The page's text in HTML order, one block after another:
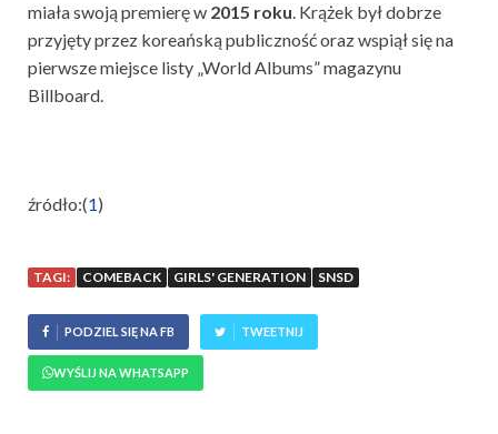
miała swoją premierę w 2015 roku. Krążek był dobrze
przyjęty przez koreańską publiczność oraz wspiął się na
pierwsze miejsce listy „World Albums” magazynu
Billboard.
źródło:(1)
TAGI: COMEBACK GIRLS' GENERATION SNSD
PODZIEL SIĘ NA FB TWEETNIJ
WYŚLIJ NA WHATSAPP